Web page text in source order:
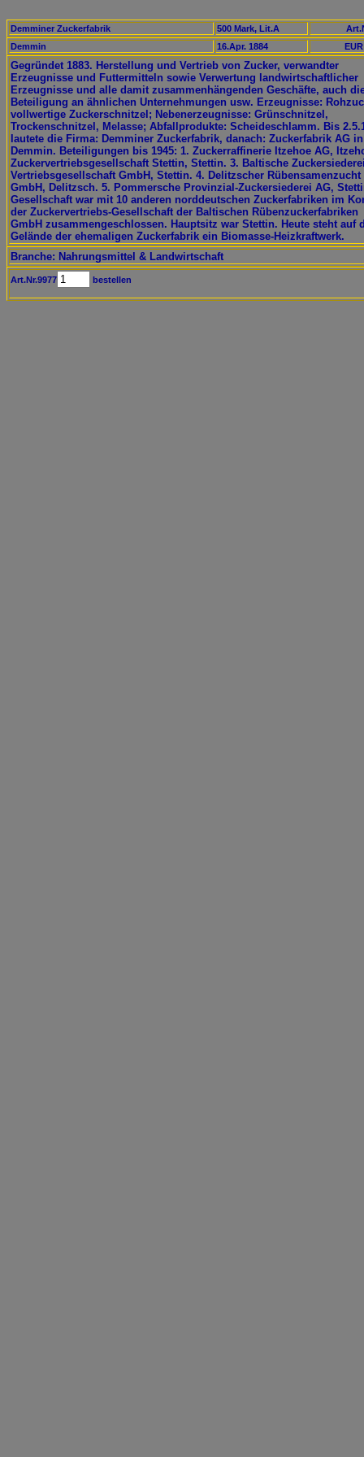
Demminer Zuckerfabrik 500 Mark, Lit.A
Demmin
16.Apr. 1884
Gegründet 1883. Herstellung und Vertrieb von Zucker, verwandter
Erzeugnisse und Futtermitteln sowie Verwertung landwirtschaftlicher
Erzeugnisse und alle damit zusammenhängenden Geschäfte, auch
Beteiligung an ähnlichen Unternehmungen usw. Erzeugnisse:
vollwertige Zuckerschnitzel; Nebenerzeugnisse: Grünschnitzel,
Trockenschnitzel, Melasse; Abfallprodukte: Scheideschlamm. Bis
lautete die Firma: Demminer Zuckerfabrik, danach: Zuckerfabrik AG in
Demmin. Beteiligungen bis 1945: 1. Zuckerraffinerie Itzehoe AG,
Zuckervertriebsgesellschaft Stettin, Stettin. 3. Baltische
Vertriebsgesellschaft GmbH, Stettin. 4. Delitzscher Rübensamenzucht
GmbH, Delitzsch. 5. Pommersche Provinzial-Zuckersiederei AG,
Gesellschaft war mit 10 anderen norddeutschen Zuckerfabriken im
der Zuckervertriebs-Gesellschaft der Baltischen Rübenzuckerfabriken
GmbH zusammengeschlossen. Hauptsitz war Stettin. Heute steht auf
Gelände der ehemaligen Zuckerfabrik ein Biomasse-Heizkraftwerk.
Branche: Nahrungsmittel & Landwirtschaft
Art.Nr.9977 bestellen